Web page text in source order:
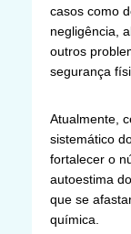
casos como
negligência,
outros
segurança
Atualmente,
sistemático
fortalecer o
autoestima
que se
química.